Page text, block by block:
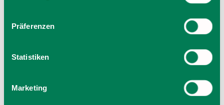
Präferenzen
Statistiken
Marketing